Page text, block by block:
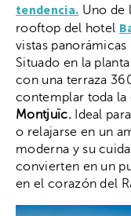
tendencia. Uno de
rooftop del hotel
vistas
Situado en la
con una terraza
contemplar toda la
Montjuïc.Ideal
o relajarse en un
moderna y su
convierten en un
en el corazón del